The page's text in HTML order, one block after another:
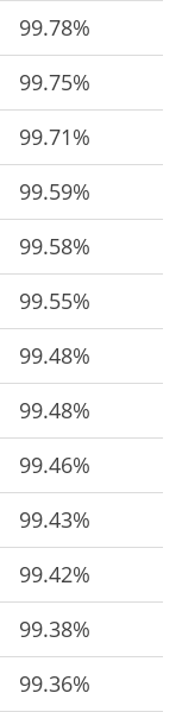
99.78%
99.75%
99.71%
99.59%
99.58%
99.55%
99.48%
99.48%
99.46%
99.43%
99.42%
99.38%
99.36%